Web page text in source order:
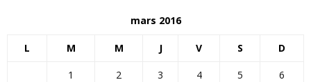
mars 2016
L M M J V S D
1 2 3 4 5
6